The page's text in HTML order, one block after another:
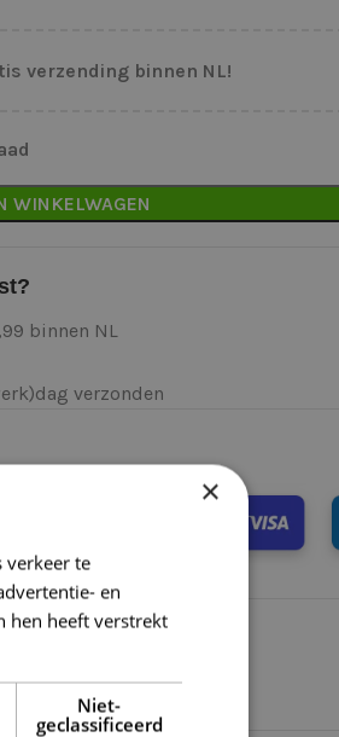
verzending binnen NL!
WINKELWAGEN
binnen NL
verzonden
×
verkeer te
en
hen heeft verstrekt
Niet-
geclassificeerd